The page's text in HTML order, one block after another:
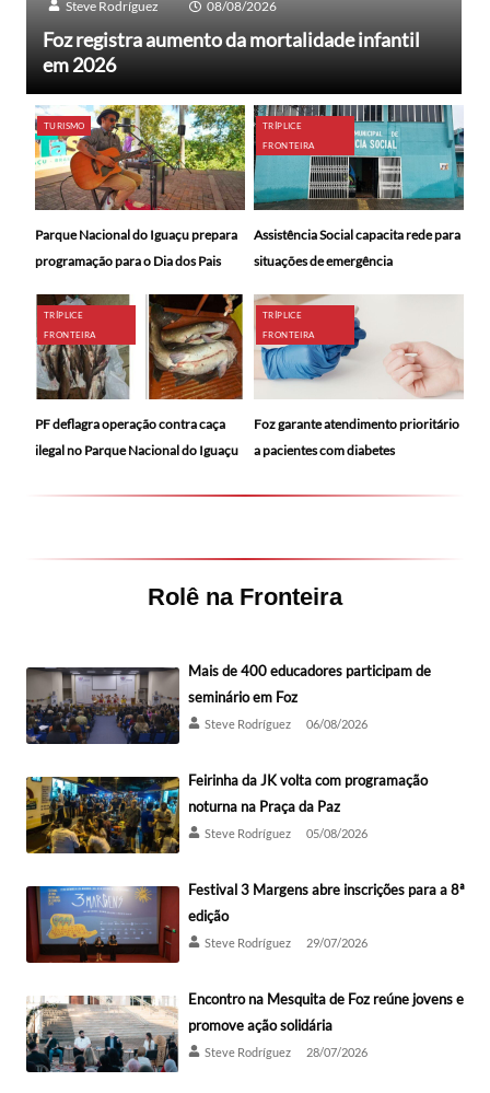
Steve Rodríguez 08/08/2026
Foz registra aumento da mortalidade infantil
em 2026
TURISMO
Parque Nacional do Iguaçu prepara
programação para o Dia dos Pais
TRÍPLICE
FRONTEIRA
Assistência Social capacita rede para
situações de emergência
TRÍPLICE
FRONTEIRA
PF deflagra operação contra caça
ilegal no Parque Nacional do Iguaçu
TRÍPLICE
FRONTEIRA
Foz garante atendimento prioritário
a pacientes com diabetes
Rolê na Fronteira
Mais de 400 educadores participam de
seminário em Foz
Steve Rodríguez 06/08/2026
Feirinha da JK volta com programação
noturna na Praça da Paz
Steve Rodríguez 05/08/2026
Festival 3 Margens abre inscrições para a 8ª
edição
Steve Rodríguez 29/07/2026
Encontro na Mesquita de Foz reúne jovens e
promove ação solidária
Steve Rodríguez 28/07/2026